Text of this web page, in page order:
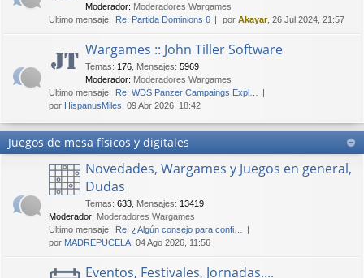
Moderador: Moderadores Wargames
Último mensaje: Re: Partida Dominions 6 por Akayar, 26 Jul 2024, 21:57
Wargames :: John Tiller Software
Temas: 176 Mensajes: 5969
Moderador: Moderadores Wargames
Último mensaje: Re: WDS Panzer Campaings Expl…
por HispanusMiles , 09 Abr 2026, 18:42
Juegos de mesa físicos y digitales
Novedades, Wargames y Juegos en general,
Dudas
Temas: 633 Mensajes: 13419
Moderador: Moderadores Wargames
Último mensaje: Re: ¿Algún consejo para confi…
por MADREPUCELA , 04 Ago 2026, 11:56
Eventos, Festivales, Jornadas....